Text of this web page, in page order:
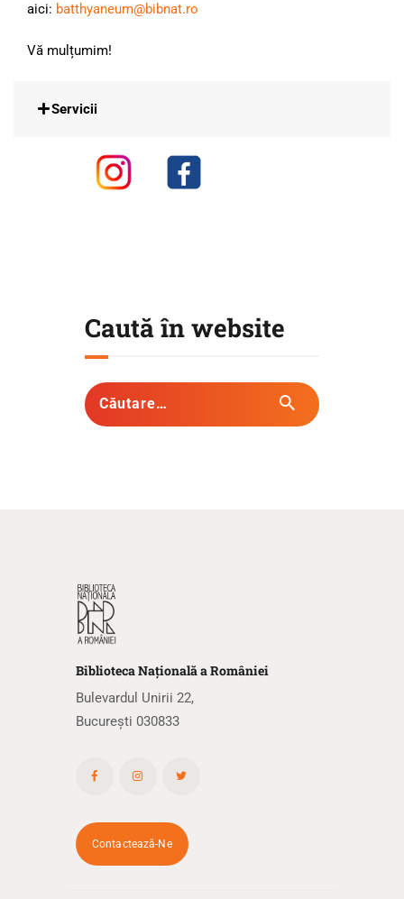
aici: batthyaneum@bibnat.ro
Vă mulțumim!
Servicii
Caută în website
BibliotecaNaționalăa României
Bulevardul Unirii 22,
București 030833
Contactează-Ne